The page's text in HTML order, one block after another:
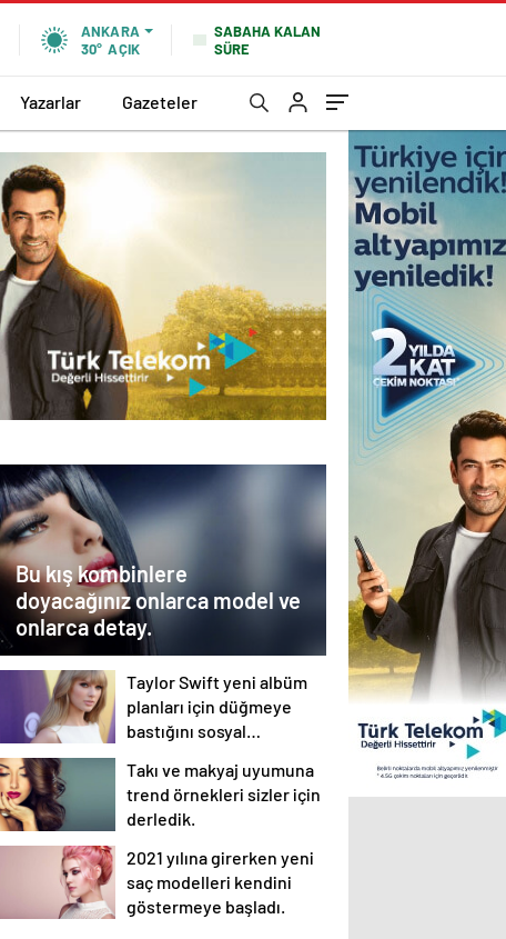
ANKARA
30° AÇIK
SABAHA KALAN
SÜRE
Yazarlar Gazeteler
Bu kış kombinlere
doyacağınız onlarca model ve
onlarca detay.
Taylor Swift yeni albüm
planları için düğmeye
bastığını sosyal
Takı ve makyaj uyumuna
trend örnekleri sizler için
derledik.
2021 yılına girerken yeni
saç modelleri kendini
göstermeye başladı.